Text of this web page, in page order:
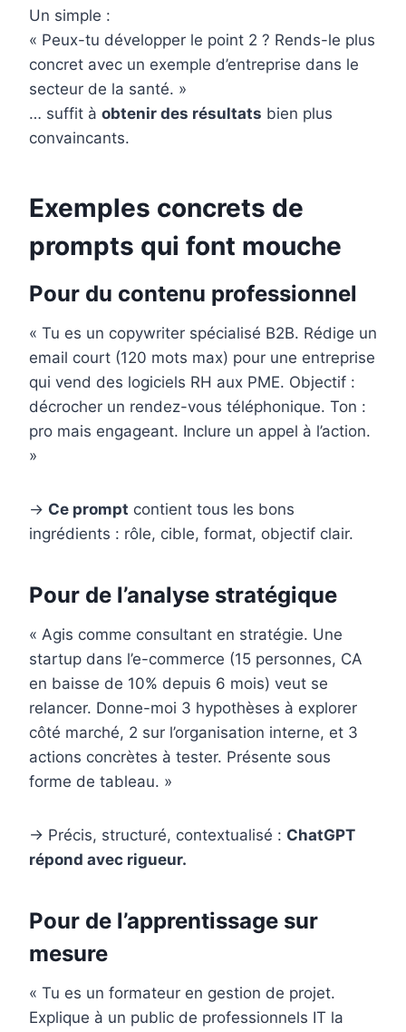
Un simple :
« Peux-tu développer le point 2 ? Rends-le plus
concret avec un exemple d’entreprise dans le
secteur de la santé. »
… suffit à obtenir des résultats bien plus
convaincants.
Exemples concrets de
prompts qui font mouche
Pour du contenu professionnel
« Tu es un copywriter spécialisé B2B. Rédige un
email court (120 mots max) pour une entreprise
qui vend des logiciels RH aux PME. Objectif :
décrocher un rendez-vous téléphonique. Ton :
pro mais engageant. Inclure un appel à l’action.
»
→ Ce prompt contient tous les bons
ingrédients : rôle, cible, format, objectif clair.
Pour de l’analyse stratégique
« Agis comme consultant en stratégie. Une
startup dans l’e-commerce (15 personnes, CA
en baisse de 10% depuis 6 mois) veut se
relancer. Donne-moi 3 hypothèses à explorer
côté marché, 2 sur l’organisation interne, et 3
actions concrètes à tester. Présente sous
forme de tableau. »
→ Précis, structuré, contextualisé : ChatGPT
répond avec rigueur.
Pour de l’apprentissage sur
mesure
« Tu es un formateur en gestion de projet.
Explique à un public de professionnels IT la